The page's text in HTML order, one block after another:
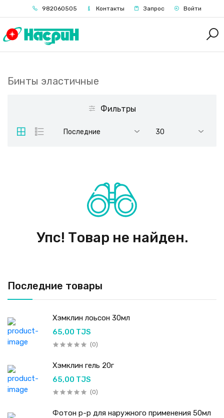
982060505 Контакты Запрос Войти
Последние товары
Хэмклин лоьсон 30мл
65,00 TJS
(0)
Хэмклин гель 20г
65,00 TJS
(0)
Фотон р-р для наружного применения 50мл
Бинты эластичные
Фильтры
Последние 30
Упс! Товар не найден.